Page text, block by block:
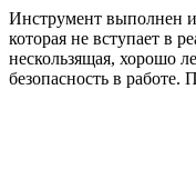
Инструмент выполнен
которая не вступает в
нескользящая, хорошо
безопасность в